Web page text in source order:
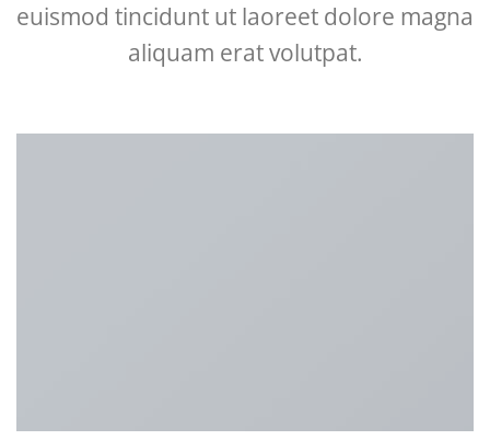
euismod tincidunt ut laoreet dolore magna
aliquam erat volutpat.